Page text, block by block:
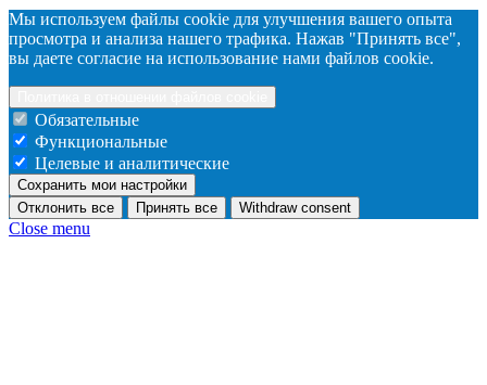
Мы используем файлы cookie для улучшения вашего опыта
просмотра и анализа нашего трафика. Нажав "Принять все",
вы даете согласие на использование нами файлов cookie.
Обязательные
Функциональные
Целевые и аналитические
Сохранить мои настройки
Отклонить все
Принять все Withdraw consent
Close menu